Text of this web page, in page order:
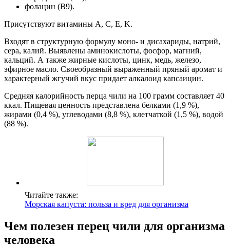
фолацин (B9).
Присутствуют витамины A, C, E, K.
Входят в структурную формулу моно- и дисахариды, натрий,
сера, калий. Выявлены аминокислоты, фосфор, магний,
кальций. А также жирные кислоты, цинк, медь, железо,
эфирное масло. Своеобразный выраженный пряный аромат и
характерный жгучий вкус придает алкалоид капсаицин.
Средняя калорийность перца чили на 100 грамм составляет 40
ккал. Пищевая ценность представлена белками (1,9 %),
жирами (0,4 %), углеводами (8,8 %), клетчаткой (1,5 %), водой
(88 %).
Читайте также:
Морская капуста: польза и вред для организма
Чем полезен перец чили для организма
человека